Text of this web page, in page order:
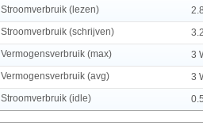
Stroomverbruik (lezen)
Stroomverbruik (schrijven)
Vermogensverbruik (max)
3
Vermogensverbruik (avg)
3
Stroomverbruik (idle)